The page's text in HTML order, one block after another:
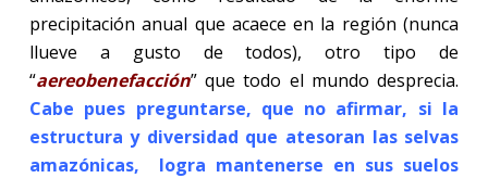
precipitación anual que acaece en la región (nunca
llueve a gusto de todos), otro tipo de
“aereobenefacción” que todo el mundo desprecia.
Cabe pues preguntarse, que no afirmar, si la
estructura y diversidad que atesoran las selvas
amazónicas, logra mantenerse en sus suelos